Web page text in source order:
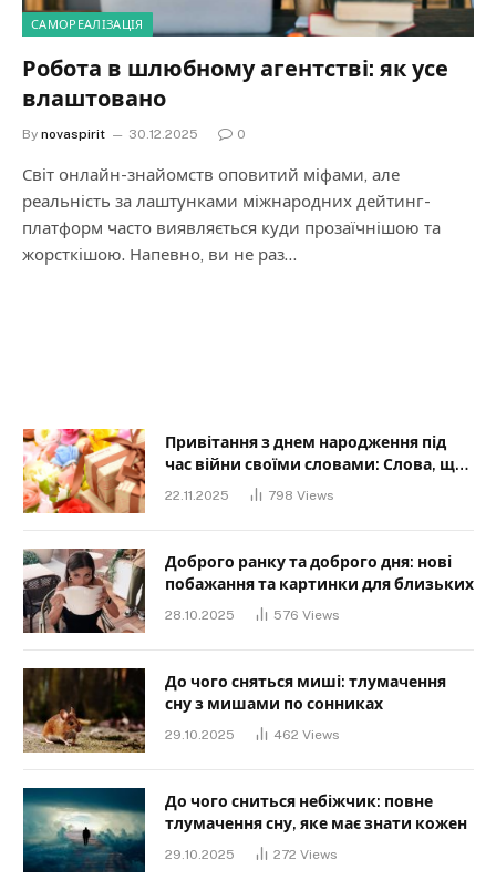
САМОРЕАЛІЗАЦІЯ
Робота в шлюбному агентстві: як усе
влаштовано
By novaspirit 30.12.2025 0
Світ онлайн-знайомств оповитий міфами, але
реальність за лаштунками міжнародних дейтинг-
платформ часто виявляється куди прозаїчнішою та
жорсткішою. Напевно, ви не раз…
Привітання з днем народження під
час війни своїми словами: Слова, що
дарують надію та силу
22.11.2025 798 Views
Доброго ранку та доброго дня: нові
побажання та картинки для близьких
28.10.2025 576 Views
До чого сняться миші: тлумачення
сну з мишами по сонниках
29.10.2025 462 Views
До чого сниться небіжчик: повне
тлумачення сну, яке має знати кожен
29.10.2025 272 Views